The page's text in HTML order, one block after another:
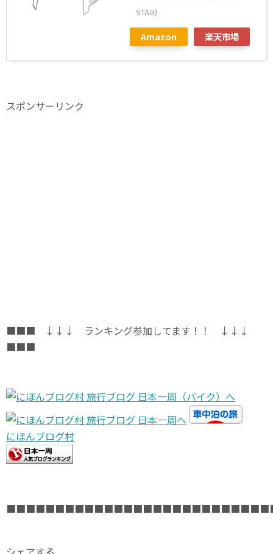
STAG)
Amazon 楽天市場
スポンサーリンク
■■■ ↓↓↓ ランキング参加してます！！ ↓↓↓
■■■
にほんブログ村